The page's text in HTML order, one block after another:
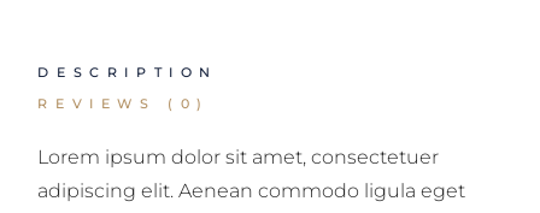
DESCRIPTION
REVIEWS (0)
Lorem ipsum dolor sit amet, consectetuer
adipiscing elit. Aenean commodo ligula eget